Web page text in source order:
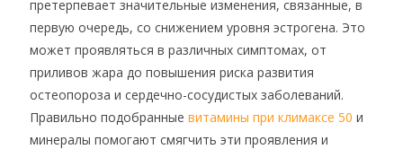
претерпевает значительные изменения, связанные, в
первую очередь, со снижением уровня эстрогена. Это
может проявляться в различных симптомах, от
приливов жара до повышения риска развития
остеопороза и сердечно-сосудистых заболеваний.
Правильно подобранные витамины при климаксе 50 и
минералы помогают смягчить эти проявления и